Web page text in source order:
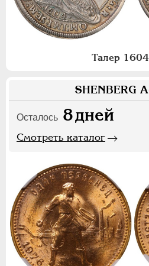
Талер
SHENBERG
Осталось 8дней
Смотреть каталог